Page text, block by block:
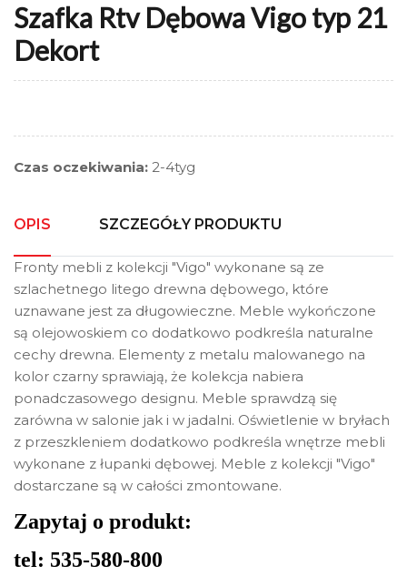
Szafka Rtv Dębowa Vigo typ 21
Dekort
Czas oczekiwania: 2-4tyg
OPIS SZCZEGÓŁY PRODUKTU
Fronty mebli z kolekcji "Vigo" wykonane są ze
szlachetnego litego drewna dębowego, które
uznawane jest za długowieczne. Meble wykończone
są olejowoskiem co dodatkowo podkreśla naturalne
cechy drewna. Elementy z metalu malowanego na
kolor czarny sprawiają, że kolekcja nabiera
ponadczasowego designu. Meble sprawdzą się
zarówna w salonie jak i w jadalni. Oświetlenie w bryłach
z przeszkleniem dodatkowo podkreśla wnętrze mebli
wykonane z łupanki dębowej. Meble z kolekcji "Vigo"
dostarczane są w całości zmontowane.
Zapytaj o produkt:
tel: 535-580-800